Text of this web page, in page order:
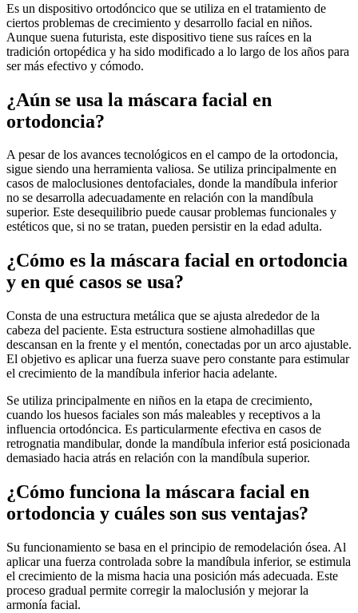
Es un dispositivo ortodóncico que se utiliza en el tratamiento de
ciertos problemas de crecimiento y desarrollo facial en niños.
Aunque suena futurista, este dispositivo tiene sus raíces en la
tradición ortopédica y ha sido modificado a lo largo de los años para
ser más efectivo y cómodo.
¿Aún se usa la máscara facial en
ortodoncia?
A pesar de los avances tecnológicos en el campo de la ortodoncia,
sigue siendo una herramienta valiosa. Se utiliza principalmente en
casos de maloclusiones dentofaciales, donde la mandíbula inferior
no se desarrolla adecuadamente en relación con la mandíbula
superior. Este desequilibrio puede causar problemas funcionales y
estéticos que, si no se tratan, pueden persistir en la edad adulta.
¿Cómo es la máscara facial en ortodoncia
y en qué casos se usa?
Consta de una estructura metálica que se ajusta alrededor de la
cabeza del paciente. Esta estructura sostiene almohadillas que
descansan en la frente y el mentón, conectadas por un arco ajustable.
El objetivo es aplicar una fuerza suave pero constante para estimular
el crecimiento de la mandíbula inferior hacia adelante.
Se utiliza principalmente en niños en la etapa de crecimiento,
cuando los huesos faciales son más maleables y receptivos a la
influencia ortodóncica. Es particularmente efectiva en casos de
retrognatia mandibular, donde la mandíbula inferior está posicionada
demasiado hacia atrás en relación con la mandíbula superior.
¿Cómo funciona la máscara facial en
ortodoncia y cuáles son sus ventajas?
Su funcionamiento se basa en el principio de remodelación ósea. Al
aplicar una fuerza controlada sobre la mandíbula inferior, se estimula
el crecimiento de la misma hacia una posición más adecuada. Este
proceso gradual permite corregir la maloclusión y mejorar la
armonía facial.